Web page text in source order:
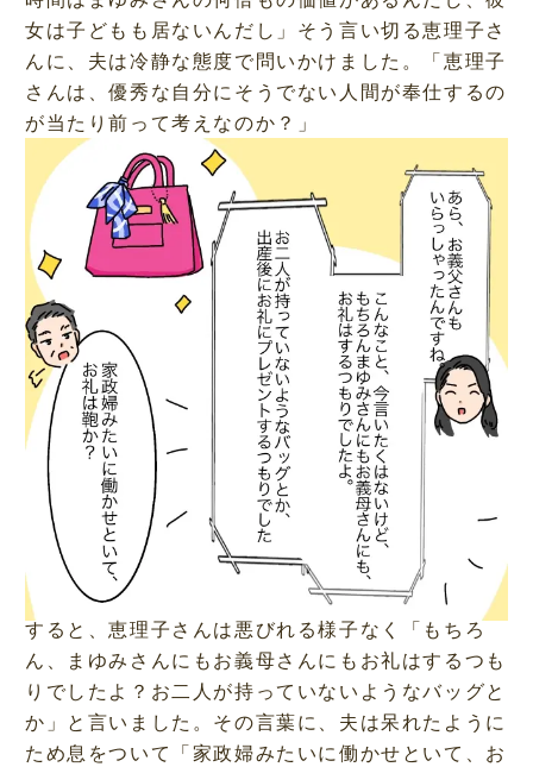
女は子どもも居ないんだし」そう言い切る恵理子さ
んに、夫は冷静な態度で問いかけました。「恵理子
さんは、優秀な自分にそうでない人間が奉仕するの
が当たり前って考えなのか？」
すると、恵理子さんは悪びれる様子なく「もちろ
ん、まゆみさんにもお義母さんにもお礼はするつも
りでしたよ？お二人が持っていないようなバッグと
か」と言いました。その言葉に、夫は呆れたように
ため息をついて「家政婦みたいに働かせといて、お